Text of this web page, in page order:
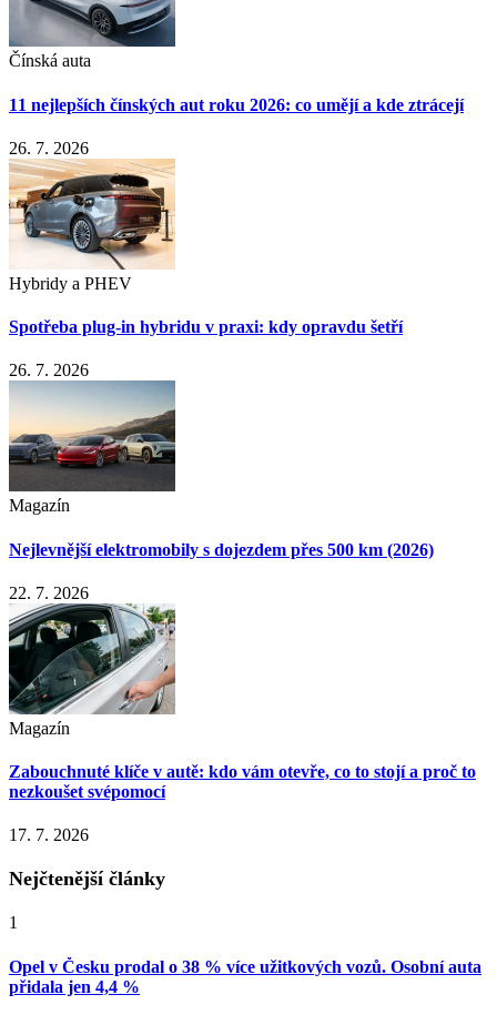
Čínská auta
11 nejlepších čínských aut roku 2026: co umějí a kde ztrácejí
26. 7. 2026
Hybridy a PHEV
Spotřeba plug-in hybridu v praxi: kdy opravdu šetří
26. 7. 2026
Magazín
Nejlevnější elektromobily s dojezdem přes 500 km (2026)
22. 7. 2026
Magazín
Zabouchnuté klíče v autě: kdo vám otevře, co to stojí a proč to
nezkoušet svépomocí
17. 7. 2026
Nejčtenější články
1
Opel v Česku prodal o 38 % více užitkových vozů. Osobní auta
přidala jen 4,4 %